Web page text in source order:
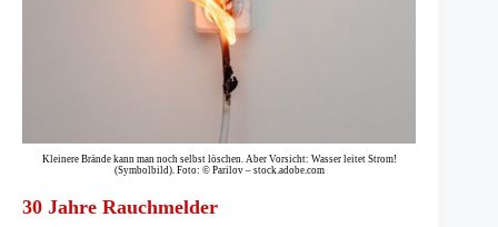
Kleinere Brände kann man noch selbst löschen. Aber Vorsicht: Wasser leitet Strom!
(Symbolbild). Foto: © Parilov – stock.adobe.com
30 Jahre Rauchmelder